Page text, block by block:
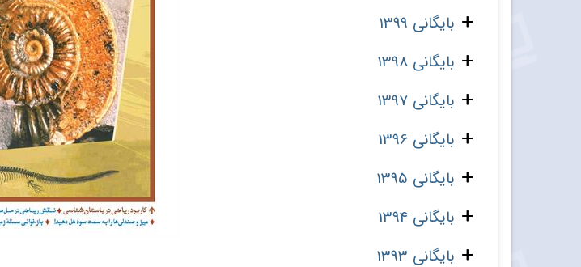
بایگانی 1399
بایگانی 1398
بایگانی 1397
بایگانی 1396
بایگانی 1395
بایگانی 1394
بایگانی 1393